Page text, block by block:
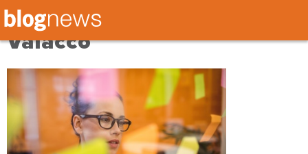
Tag: Ana Paula
Valacco